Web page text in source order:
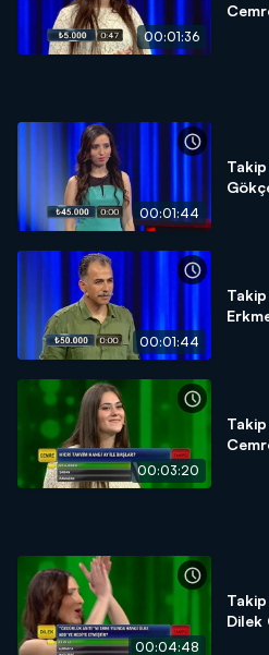
00:01:36
00:01:44
00:01:44
Takip
00:03:20
Takip
00:04:48
Takip
Dilek